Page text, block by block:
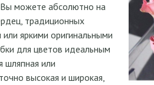
можете абсолютно на
традиционных
яркими оригинальными
для цветов идеальным
шляпная или
высокая и широкая,